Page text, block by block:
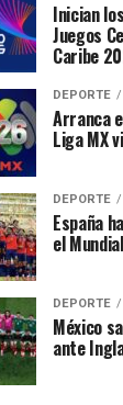
Inician
Juegos
Caribe
DEPORTE
Arranca
Liga MX
DEPORTE
España
el
DEPORTE
México
ante